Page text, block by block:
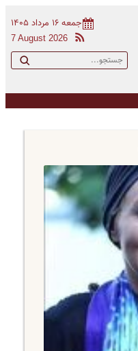
جمعه ۱۶ مرداد ۱۴۰۵
7 August 2026